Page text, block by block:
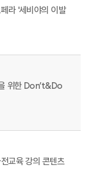
라 '세비야의 이발
위한 Don’t&Do
교육 강의 콘텐츠